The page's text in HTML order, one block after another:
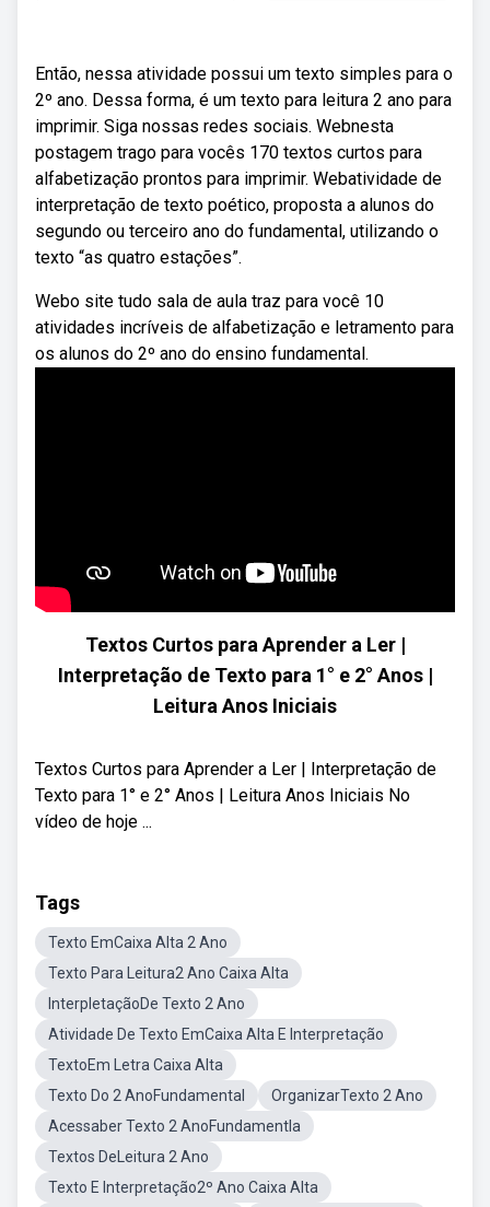
Então, nessa atividade possui um texto simples para o
2º ano. Dessa forma, é um texto para leitura 2 ano para
imprimir. Siga nossas redes sociais. Webnesta
postagem trago para vocês 170 textos curtos para
alfabetização prontos para imprimir. Webatividade de
interpretação de texto poético, proposta a alunos do
segundo ou terceiro ano do fundamental, utilizando o
texto “as quatro estações”.
Webo site tudo sala de aula traz para você 10
atividades incríveis de alfabetização e letramento para
os alunos do 2º ano do ensino fundamental.
Textos Curtos para Aprender a Ler |
Interpretação de Texto para 1° e 2° Anos |
Leitura Anos Iniciais
Textos Curtos para Aprender a Ler | Interpretação de
Texto para 1° e 2° Anos | Leitura Anos Iniciais No
vídeo de hoje ...
Tags
Texto EmCaixa Alta 2 Ano
Texto Para Leitura2 Ano Caixa Alta
InterpletaçãoDe Texto 2 Ano
Atividade De Texto EmCaixa Alta E Interpretação
TextoEm Letra Caixa Alta
Texto Do 2 AnoFundamental
OrganizarTexto 2 Ano
Acessaber Texto 2 AnoFundamentla
Textos DeLeitura 2 Ano
Texto E Interpretação2º Ano Caixa Alta